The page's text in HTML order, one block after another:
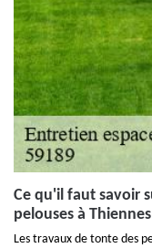
Ce qu'il faut savoir
pelouses à
Les travaux de tonte des